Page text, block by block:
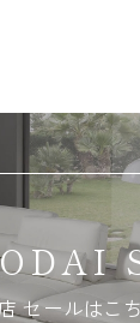
セールはこ